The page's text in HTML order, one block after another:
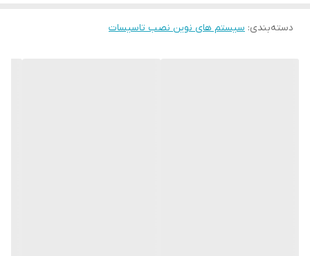
دسته‌بندی: سیستم های نوین نصب تاسیسات